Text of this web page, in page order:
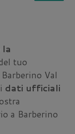
tuo
Val
dati ufficiali
a Barberino